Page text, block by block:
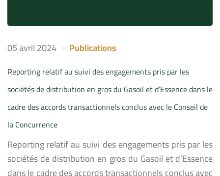
05 avril 2024 Publications
Reporting relatif au suivi des engagements pris par les
sociétés de distribution en gros du Gasoil et d’Essence dans le
cadre des accords transactionnels conclus avec le Conseil de
la Concurrence
Reporting relatif au suivi des engagements pris par les
sociétés de distribution en gros du Gasoil et d’Essence